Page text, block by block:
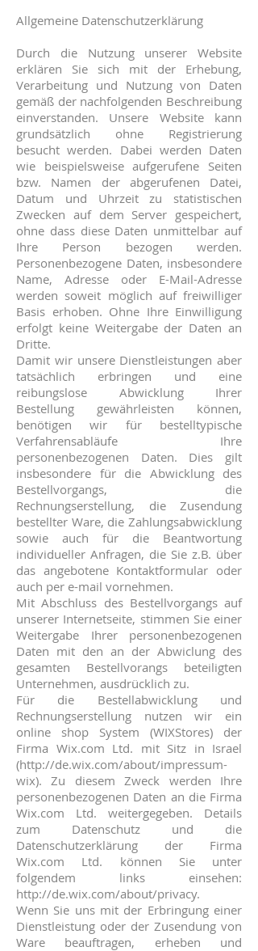
Allgemeine Datenschutzerklärung
Durch die Nutzung unserer Website
erklären Sie sich mit der Erhebung,
Verarbeitung und Nutzung von Daten
gemäß der nachfolgenden Beschreibung
einverstanden. Unsere Website kann
grundsätzlich ohne Registrierung
besucht werden. Dabei werden Daten
wie beispielsweise aufgerufene Seiten
bzw. Namen der abgerufenen Datei,
Datum und Uhrzeit zu statistischen
Zwecken auf dem Server gespeichert,
ohne dass diese Daten unmittelbar auf
Ihre Person bezogen werden.
Personenbezogene Daten, insbesondere
Name, Adresse oder E-Mail-Adresse
werden soweit möglich auf freiwilliger
Basis erhoben. Ohne Ihre Einwilligung
erfolgt keine Weitergabe der Daten an
Dritte.
Damit wir unsere Dienstleistungen aber
tatsächlich erbringen und eine
reibungslose Abwicklung Ihrer
Bestellung gewährleisten können,
benötigen wir für bestelltypische
Verfahrensabläufe Ihre
personenbezogenen Daten. Dies gilt
insbesondere für die Abwicklung des
Bestellvorgangs, die
Rechnungserstellung, die Zusendung
bestellter Ware, die Zahlungsabwicklung
sowie auch für die Beantwortung
individueller Anfragen, die Sie z.B. über
das angebotene Kontaktformular oder
auch per e-mail vornehmen.
Mit Abschluss des Bestellvorgangs auf
unserer Internetseite, stimmen Sie einer
Weitergabe Ihrer personenbezogenen
Daten mit den an der Abwiclung des
gesamten Bestellvorangs beteiligten
Unternehmen, ausdrücklich zu.
Für die Bestellabwicklung und
Rechnungserstellung nutzen wir ein
online shop System (WIXStores) der
Firma Wix.com Ltd. mit Sitz in Israel
(http://de.wix.com/about/impressum-
wix). Zu diesem Zweck werden Ihre
personenbezogenen Daten an die Firma
Wix.com Ltd. weitergegeben. Details
zum Datenschutz und die
Datenschutzerklärung der Firma
Wix.com Ltd. können Sie unter
folgendem links einsehen:
http://de.wix.com/about/privacy.
Wenn Sie uns mit der Erbringung einer
Dienstleistung oder der Zusendung von
Ware beauftragen, erheben und